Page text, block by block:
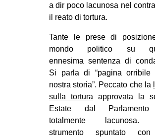
a dir poco lacunosa nel
il reato di tortura.
Tante le prese di
mondo politico su
ennesima sentenza di
Si parla di “pagina orribile
nostra storia”. Peccato che la
sulla tortura approvata la
Estate dal
totalmente lacunosa.
strumento spuntato